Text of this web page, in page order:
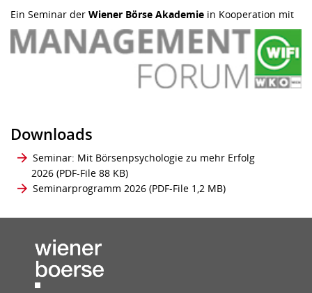
Ein Seminar der Wiener Börse Akademie in Kooperation mit
Downloads
Seminar: Mit Börsenpsychologie zu mehr Erfolg
2026 (PDF-File 88 KB)
Seminarprogramm 2026 (PDF-File 1,2 MB)